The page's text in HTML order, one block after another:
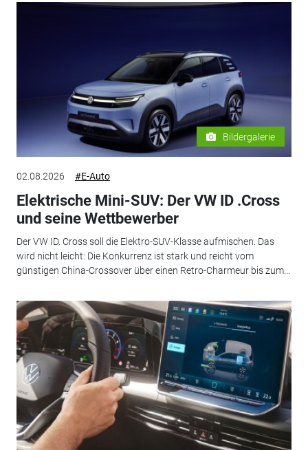
Bildergalerie
02.08.2026 #E-Auto
Elektrische Mini-SUV: Der VW ID .Cross
und seine Wettbewerber
Der VW ID. Cross soll die Elektro-SUV-Klasse aufmischen. Das
wird nicht leicht: Die Konkurrenz ist stark und reicht vom
günstigen China-Crossover über einen Retro-Charmeur bis zum...